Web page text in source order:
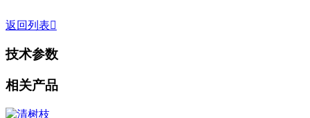
返回列表
技术参数
相关产品